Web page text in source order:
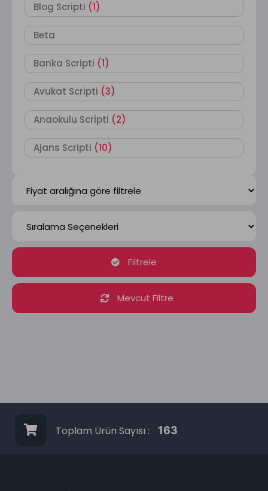
Blog Scripti (1)
Beta
Banka Scripti (1)
Avukat Scripti (3)
Anaokulu Scrİptİ (2)
Ajans Scripti (10)
Filtrele
Mevcut Filtre
Toplam Ürün Sayısı : 163